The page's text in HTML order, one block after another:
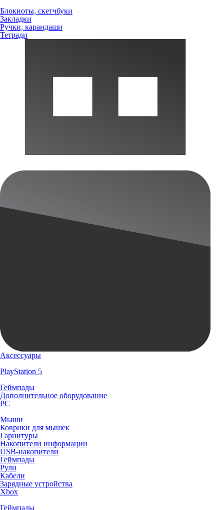
Блокноты, скетчбуки
Закладки
Ручки, карандаши
Тетради
Аксессуары
PlayStation 5
Геймпады
Дополнительное оборудование
PC
Мыши
Коврики для мышек
Гарнитуры
Накопители информации
USB-накопители
Геймпады
Рули
Кабели
Зарядные устройства
Xbox
Геймпады